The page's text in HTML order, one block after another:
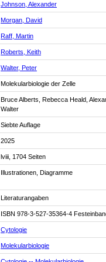
Johnson, Alexander
Morgan, David
Raff, Martin
Roberts, Keith
Walter, Peter
Molekularbiologie der Zelle
Bruce Alberts, Rebecca Heald,
Walter
Siebte Auflage
2025
lviii, 1704 Seiten
Illustrationen, Diagramme
Literaturangaben
ISBN 978-3-527-35364-4
Cytologie
Molekularbiologie